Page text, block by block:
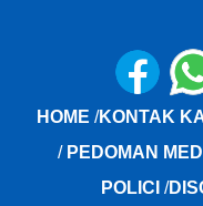
HOME /KONTAK
/ PEDOMAN
POLICI /